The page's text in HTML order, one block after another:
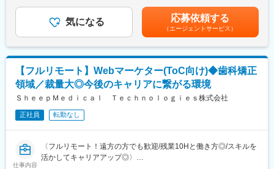
・市場・競合・ユーザー分析
・新サービス、新機能の企画、要件定義、仕様策定
・KPIの設定と進捗管理、データに基づいた改善策の立案と実行
・ロードマップの作成と管理
・部門間（経営層、営業、マーケティング等）の調整
※ご本人の意向および試用期間中の業務状況などを踏まえて適材適
所を判断していきます。
※少数精鋭で実力主義、かつ積極性・協力性・スピードを重んじる
組織です。
早期にチームリードをお任せするケースもあります。
残業手当＞有＜給与補足＞固定手当として、在宅勤務手当(月1万
円)がございます。賃金はあくまでも目安の金額であり、選考を通
じて上下する可能性があります。月給(月額)は固定手当を含めた表
記です。
気になる 応募依頼する
（エージェントサービス）
【フルリモート】Webマーケター(ToC向け)◆歯科矯正
領域／裁量大◎今後のキャリアに繋がる環境
ＳｈｅｅｐＭｅｄｉｃａｌ Ｔｅｃｈｎｏｌｏｇｉｅｓ株式会社
正社員 転勤なし
仕事内容
〈フルリモート！遠方の方でも歓迎/残業10Hと働き方◎/スキルを
活かしてキャリアアップ◎〉